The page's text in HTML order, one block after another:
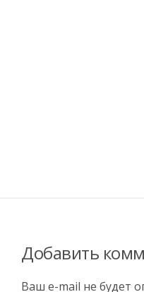
Добавить
Ваш e-mail не будет